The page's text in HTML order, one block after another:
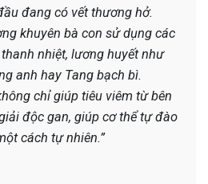
đang có vết thương hở.
khuyên bà con sử dụng các
nhiệt, lương huyết như
anh hay Tang bạch bì.
chỉ giúp tiêu viêm từ bên
độc gan, giúp cơ thể tự đào
cách tự nhiên.”